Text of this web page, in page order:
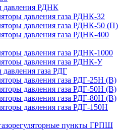
давления РДНК
давления газа РДНК-32
давления газа РДНК-50 (П)
давления газа РДНК-400
давления газа РДНК-1000
давления газа РДНК-У
давления газа РДГ
давления газа РДГ-25Н (В)
давления газа РДГ-50Н (В)
давления газа РДГ-80Н (В)
давления газа РДГ-150Н
пункты ГРПШ